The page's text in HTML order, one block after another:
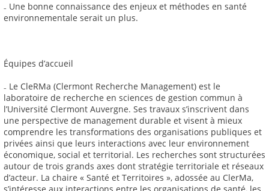
₋ Une bonne connaissance des enjeux et méthodes en santé
environnementale serait un plus.
Équipes d’accueil
₋ Le CleRMa (Clermont Recherche Management) est le
laboratoire de recherche en sciences de gestion commun à
l’Université Clermont Auvergne. Ses travaux s’inscrivent dans
une perspective de management durable et visent à mieux
comprendre les transformations des organisations publiques et
privées ainsi que leurs interactions avec leur environnement
économique, social et territorial. Les recherches sont structurées
autour de trois grands axes dont stratégie territoriale et réseaux
d’acteur. La chaire « Santé et Territoires », adossée au ClerMa,